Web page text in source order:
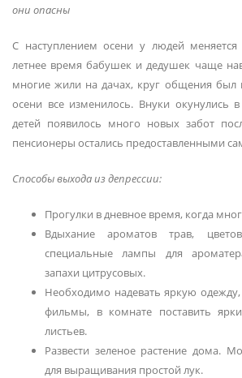
они опасны
С наступлением осени у людей
летнее время бабушек и дедушек чаще
многие жили на дачах, круг общения
осени все изменилось. Внуки
детей появилось много новых забот
пенсионеры остались предоставленными
Способы выхода из депрессии:
Прогулки в дневное время, когда
Вдыхание ароматов трав,
специальные лампы для
запахи цитрусовых.
Необходимо надевать яркую
фильмы, в комнате поставить
листьев.
Развести зеленое растение дома.
для выращивания простой лук.